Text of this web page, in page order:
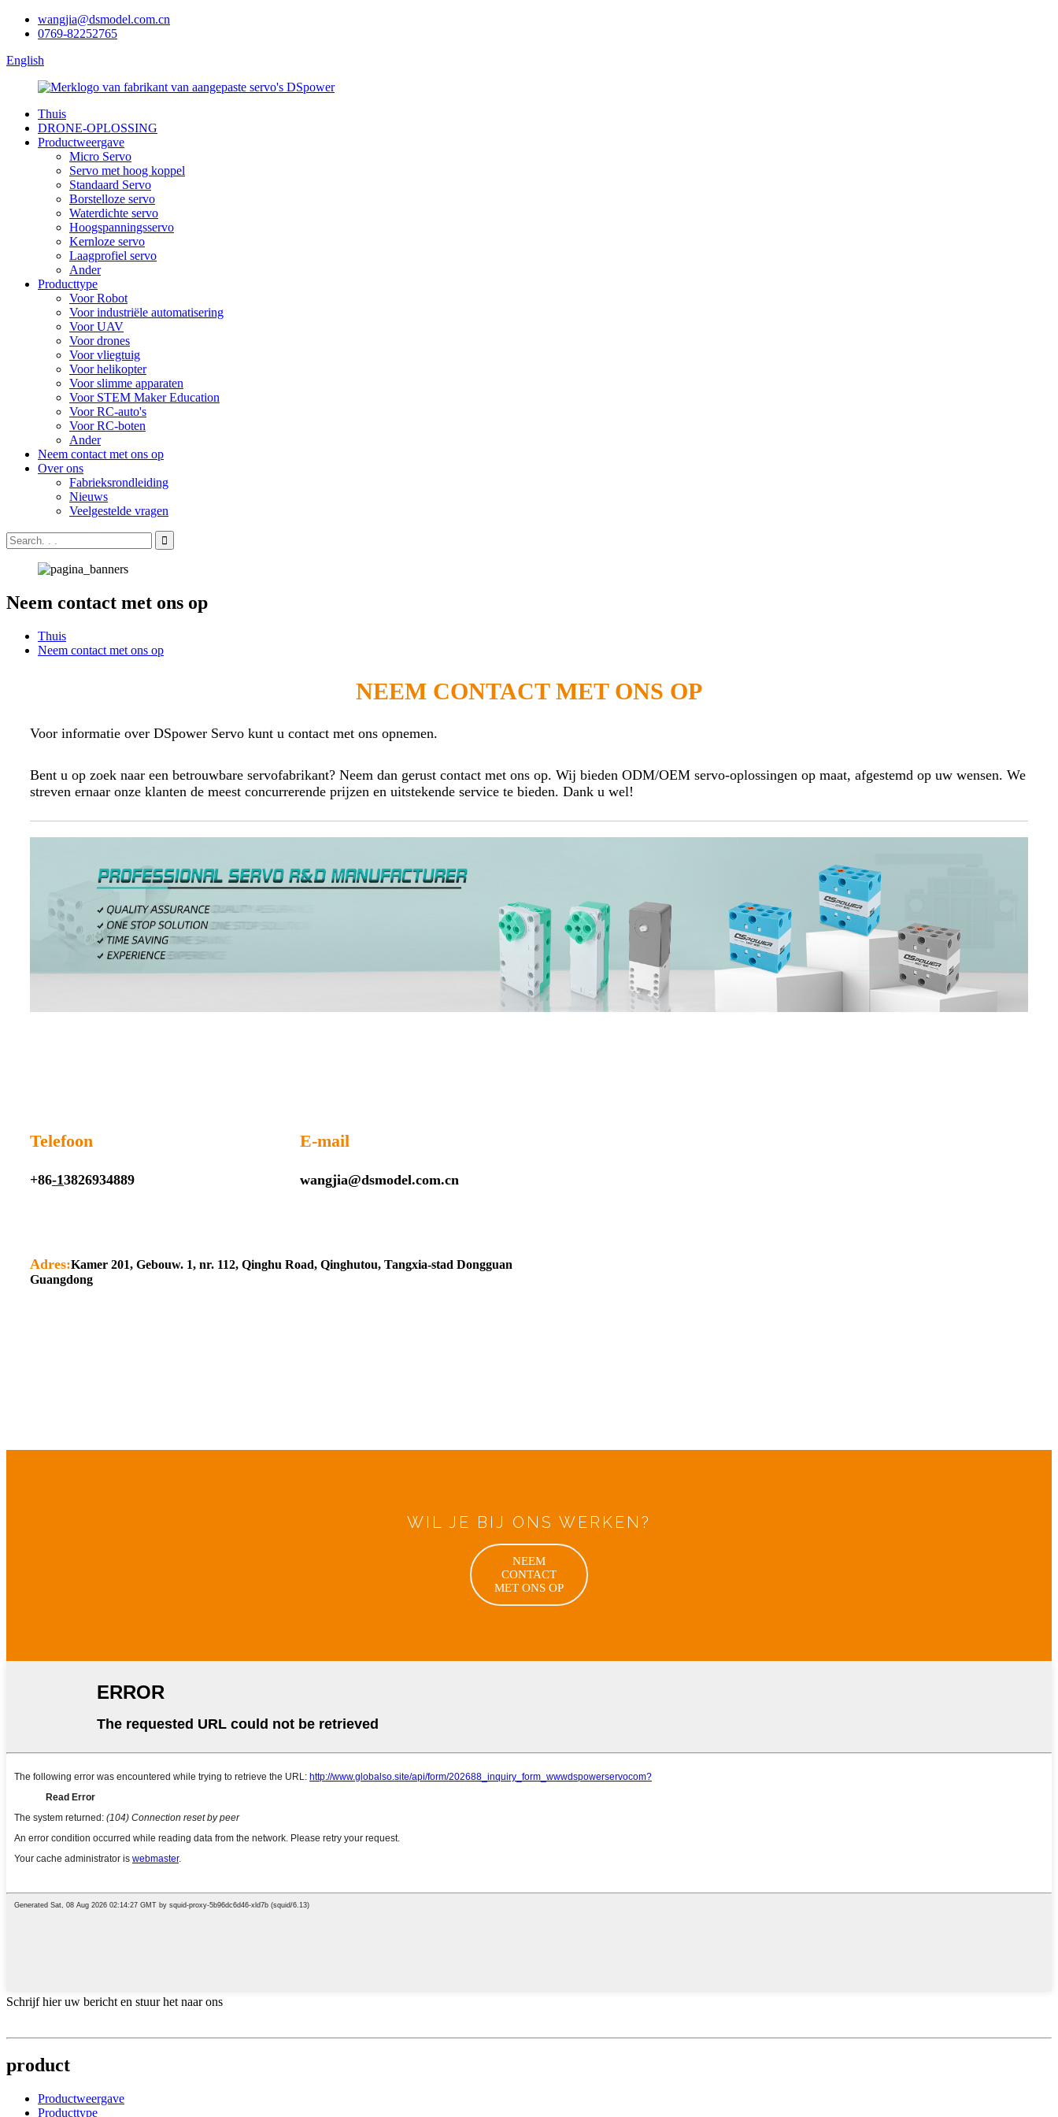
wangjia@dsmodel.com.cn
0769-82252765
English
Thuis
DRONE-OPLOSSING
Productweergave
Micro Servo
Servo met hoog koppel
Standaard Servo
Borstelloze servo
Waterdichte servo
Hoogspanningsservo
Kernloze servo
Laagprofiel servo
Ander
Producttype
Voor Robot
Voor industriële automatisering
Voor UAV
Voor drones
Voor vliegtuig
Voor helikopter
Voor slimme apparaten
Voor STEM Maker Education
Voor RC-auto's
Voor RC-boten
Ander
Neem contact met ons op
Over ons
Fabrieksrondleiding
Nieuws
Veelgestelde vragen
Neem contact met ons op
Thuis
Neem contact met ons op
NEEM CONTACT MET ONS OP
Voor informatie over DSpower Servo kunt u contact met ons opnemen.
Bent u op zoek naar een betrouwbare servofabrikant? Neem dan gerust contact met ons op. Wij bieden ODM/OEM servo-oplossingen op maat, afgestemd op uw wensen. We
streven ernaar onze klanten de meest concurrerende prijzen en uitstekende service te bieden. Dank u wel!
Telefoon
+86-13826934889
E-mail
wangjia@dsmodel.com.cn
Adres:Kamer 201, Gebouw. 1, nr. 112, Qinghu Road, Qinghutou, Tangxia-stad Dongguan
Guangdong
WIL JE BIJ ONS WERKEN?
NEEM
CONTACT
MET ONS OP
Schrijf hier uw bericht en stuur het naar ons
product
Productweergave
Producttype